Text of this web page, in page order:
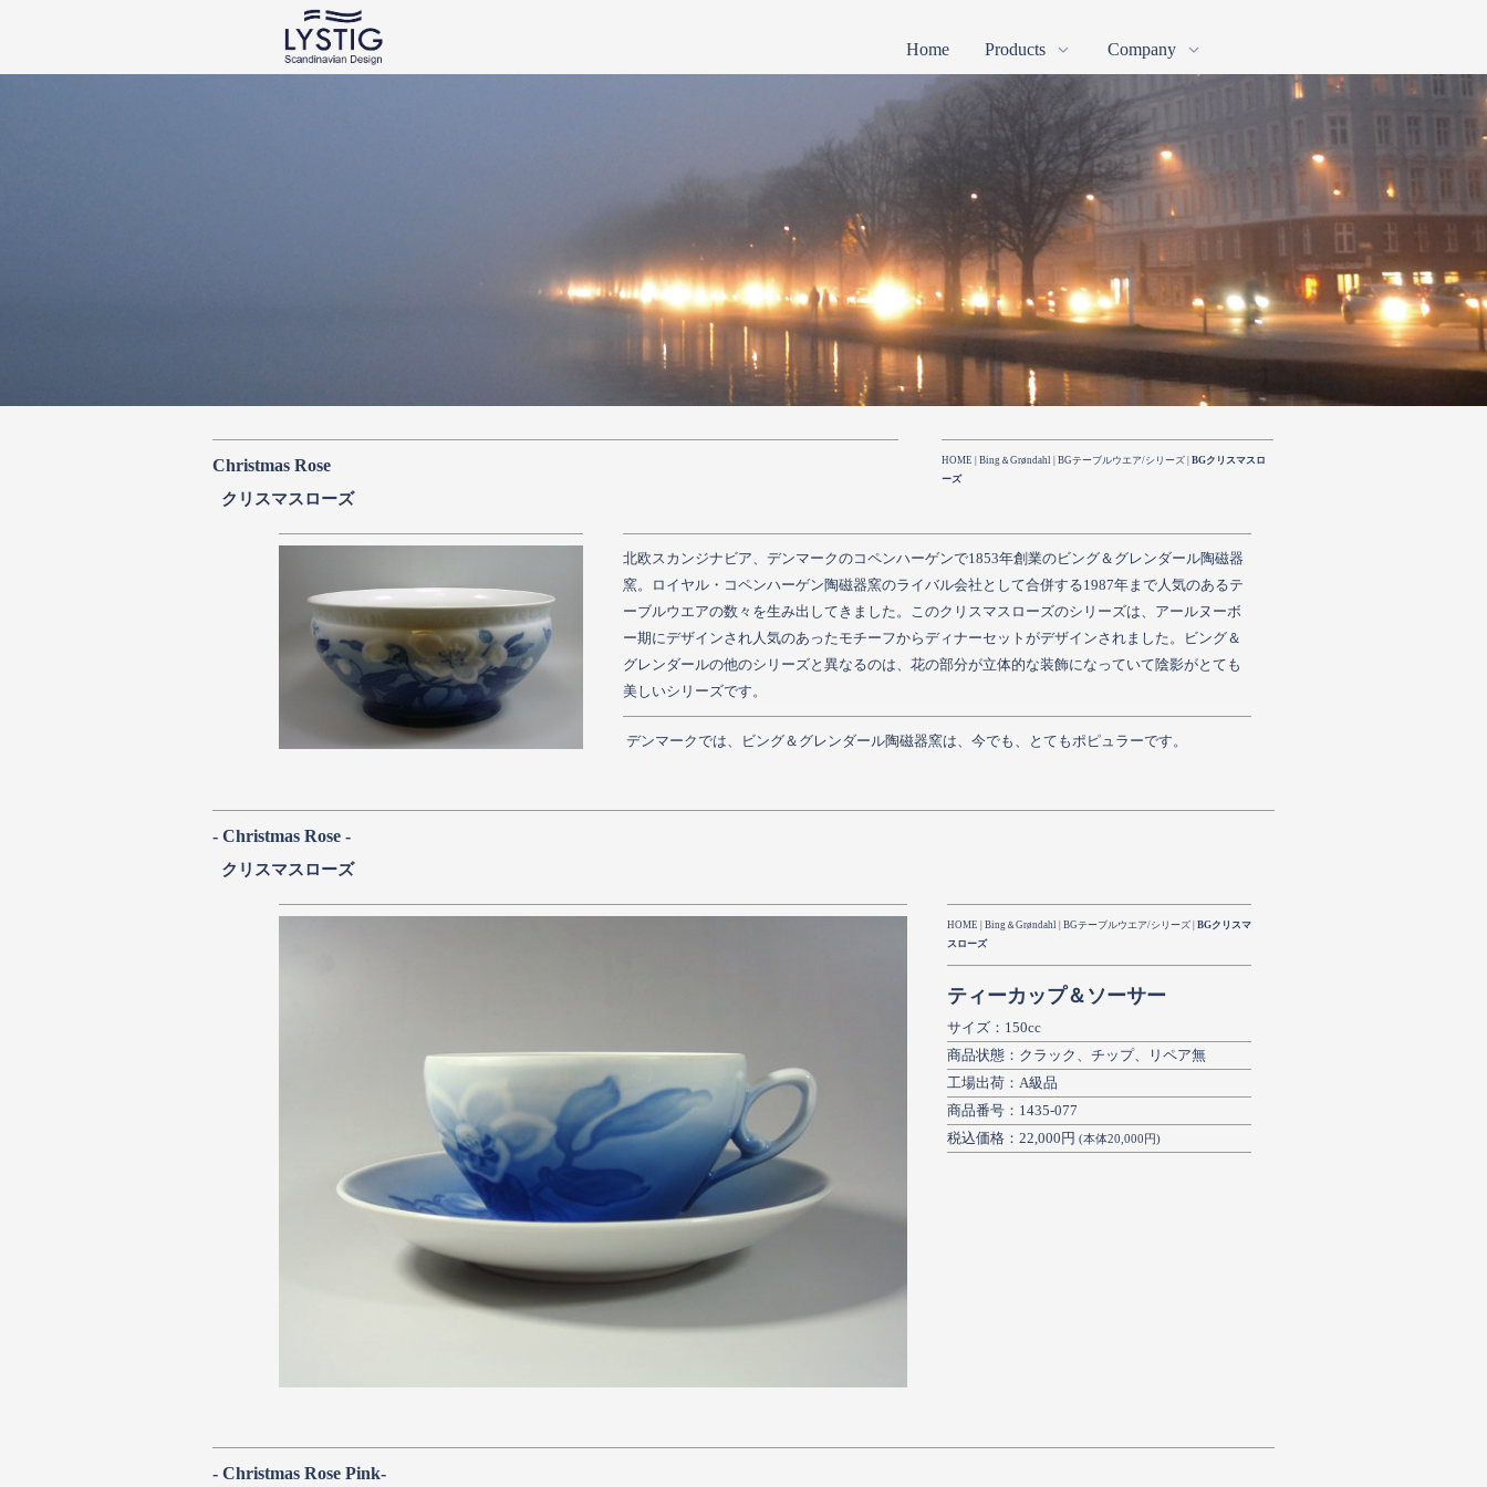
Home Products
Royal Copenhagen Bing & Grøndahl Georg Jensen
スカンジナヴィア
Scandinavian
Company
特定商取引法に基づく
法定広告表示
プライバシーポリシー
個人情報保護指針
古物商許可証
Christmas Rose
クリスマスローズ
HOME Bing＆Grøndahl| BGテーブルウエア/シリーズ| BGクリスマスロ
ーズ
北欧スカンジナビア、デンマークのコペンハーゲンで1853年創業のビング＆グレンダール陶磁器
窯。ロイヤル・コペンハーゲン陶磁器窯のライバル会社として合併する1987年まで人気のあるテ
ーブルウエアの数々を生み出してきました。このクリスマスローズのシリーズは、アールヌーボ
ー期にデザインされ人気のあったモチーフからディナーセットがデザインされました。ビング＆
グレンダールの他のシリーズと異なるのは、花の部分が立体的な装飾になっていて陰影がとても
美しいシリーズです。
デンマークでは、ビング＆グレンダール陶磁器窯は、今でも、とてもポピュラーです。
- Christmas Rose -
クリスマスローズ
HOME Bing＆Grøndahl| BGテーブルウエア/シリーズ| BGクリスマ
スローズ
ティーカップ＆ソーサー
サイズ：150cc
商品状態：クラック、チップ、リペア無
工場出荷：A級品
商品番号：1435-077
税込価格：22,000円 (本体20,000円)
- Christmas Rose Pink-